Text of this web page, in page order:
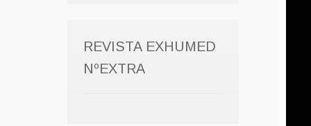
REVISTA EXHUMED
NºEXTRA